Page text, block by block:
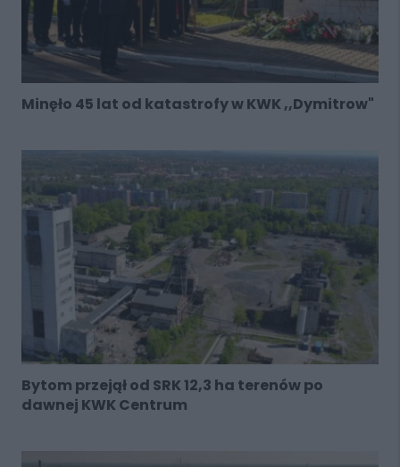
Minęło 45 lat od katastrofy w KWK ,,Dymitrow"
Bytom przejął od SRK 12,3 ha terenów po
dawnej KWK Centrum